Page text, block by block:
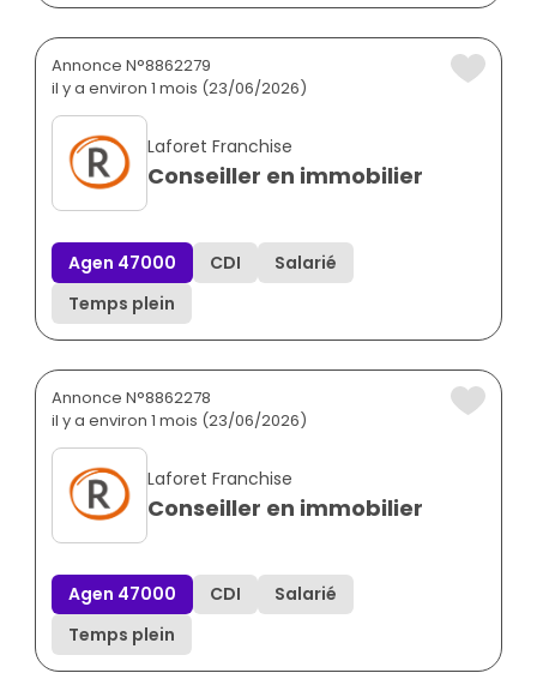
Annonce N°8862279
il y a environ 1 mois (23/06/2026)
Laforet Franchise
Conseiller en immobilier
Agen 47000 CDI
Salarié
Temps plein
Annonce N°8862278
il y a environ 1 mois (23/06/2026)
Laforet Franchise
Conseiller en immobilier
Agen 47000 CDI
Salarié
Temps plein